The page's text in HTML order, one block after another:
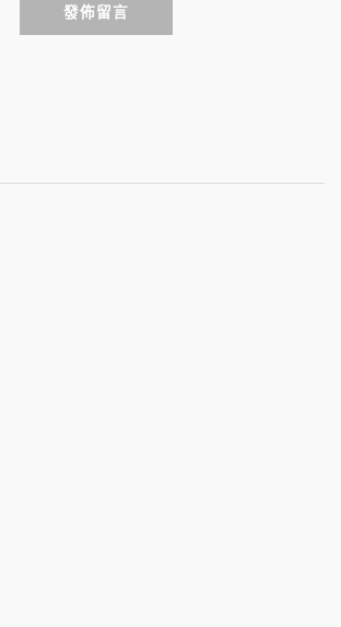
發佈留言